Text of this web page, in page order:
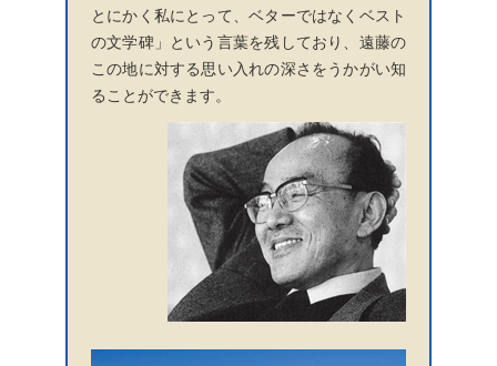
とにかく私にとって、ベターではなくベスト
の文学碑」という言葉を残しており、遠藤の
この地に対する思い入れの深さをうかがい知
ることができます。